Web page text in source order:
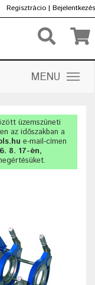
Regisztrácio | Bejelentkezés
MENU
üzemszüneti
az időszakban a
e-mail-címen
8. 17-én,